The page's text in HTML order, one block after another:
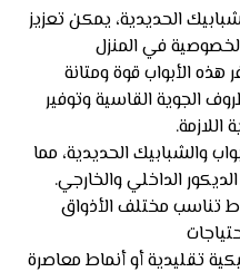
الحديدية، يمكن تعزيز
في المنزل
هذه الأبواب قوة ومتانة
الجوية القاسية وتوفير
اللازمة.
والشبابيك الحديدية، مما
الداخلي والخارجي.
تناسب مختلف الأذواق
تقليدية أو أنماط معاصرة